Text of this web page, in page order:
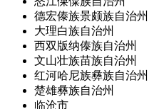
德宏傣族景颇族自治州
大理白族自治州
西双版纳傣族自治州
文山壮族苗族自治州
红河哈尼族彝族自治州
楚雄彝族自治州
临沧市